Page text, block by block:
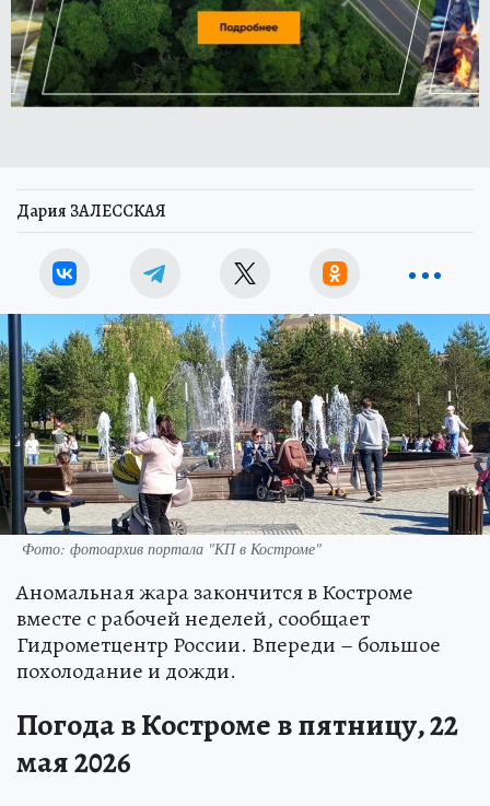
Дария ЗАЛЕССКАЯ
Фото: фотоархив портала "КП в Костроме"
Аномальная жара закончится в Костроме
вместе с рабочей неделей, сообщает
Гидрометцентр России. Впереди – большое
похолодание и дожди.
Погода в Костроме в пятницу, 22
мая 2026